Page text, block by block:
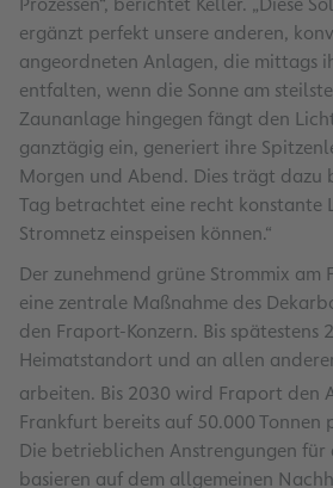
ergänzt perfekt unsere anderen,
angeordneten Anlagen, die mittags
entfalten, wenn die Sonne am
Zaunanlage hingegen fängt den
ganztägig ein, generiert ihre
Morgen und Abend. Dies trägt dazu
Tag betrachtet eine recht konstante
Stromnetz einspeisen können.“
Der zunehmend grüne Strommix
eine zentrale Maßnahme des
den Fraport-Konzern. Bis
Heimatstandort und an allen
arbeiten. Bis 2030 wird Fraport den
Frankfurt bereits auf 50.000 Tonnen
Die betrieblichen Anstrengungen für
basieren auf dem allgemeinen